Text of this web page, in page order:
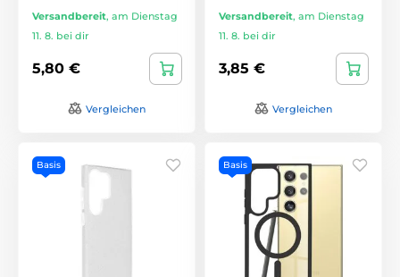
Versandbereit, am Dienstag
11. 8. bei dir
5,80 €
Vergleichen
Versandbereit, am Dienstag
11. 8. bei dir
3,85 €
Vergleichen
Basis Basis